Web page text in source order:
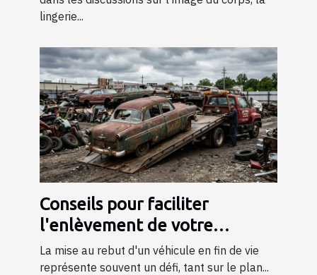
lingerie...
Conseils pour faciliter
l'enlèvement de votre
véhicule en fin de vie
La mise au rebut d'un véhicule en fin de vie
représente souvent un défi, tant sur le plan...